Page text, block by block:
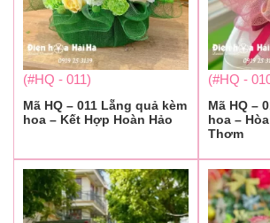
(#HQ - 011)
Mã HQ – 011 Lẵng quả kèm
hoa – Kết Hợp Hoàn Hảo
(#HQ -
Mã HQ –
hoa –
Thơm